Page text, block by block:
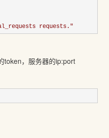
requests. "
token，服务器的ip:port